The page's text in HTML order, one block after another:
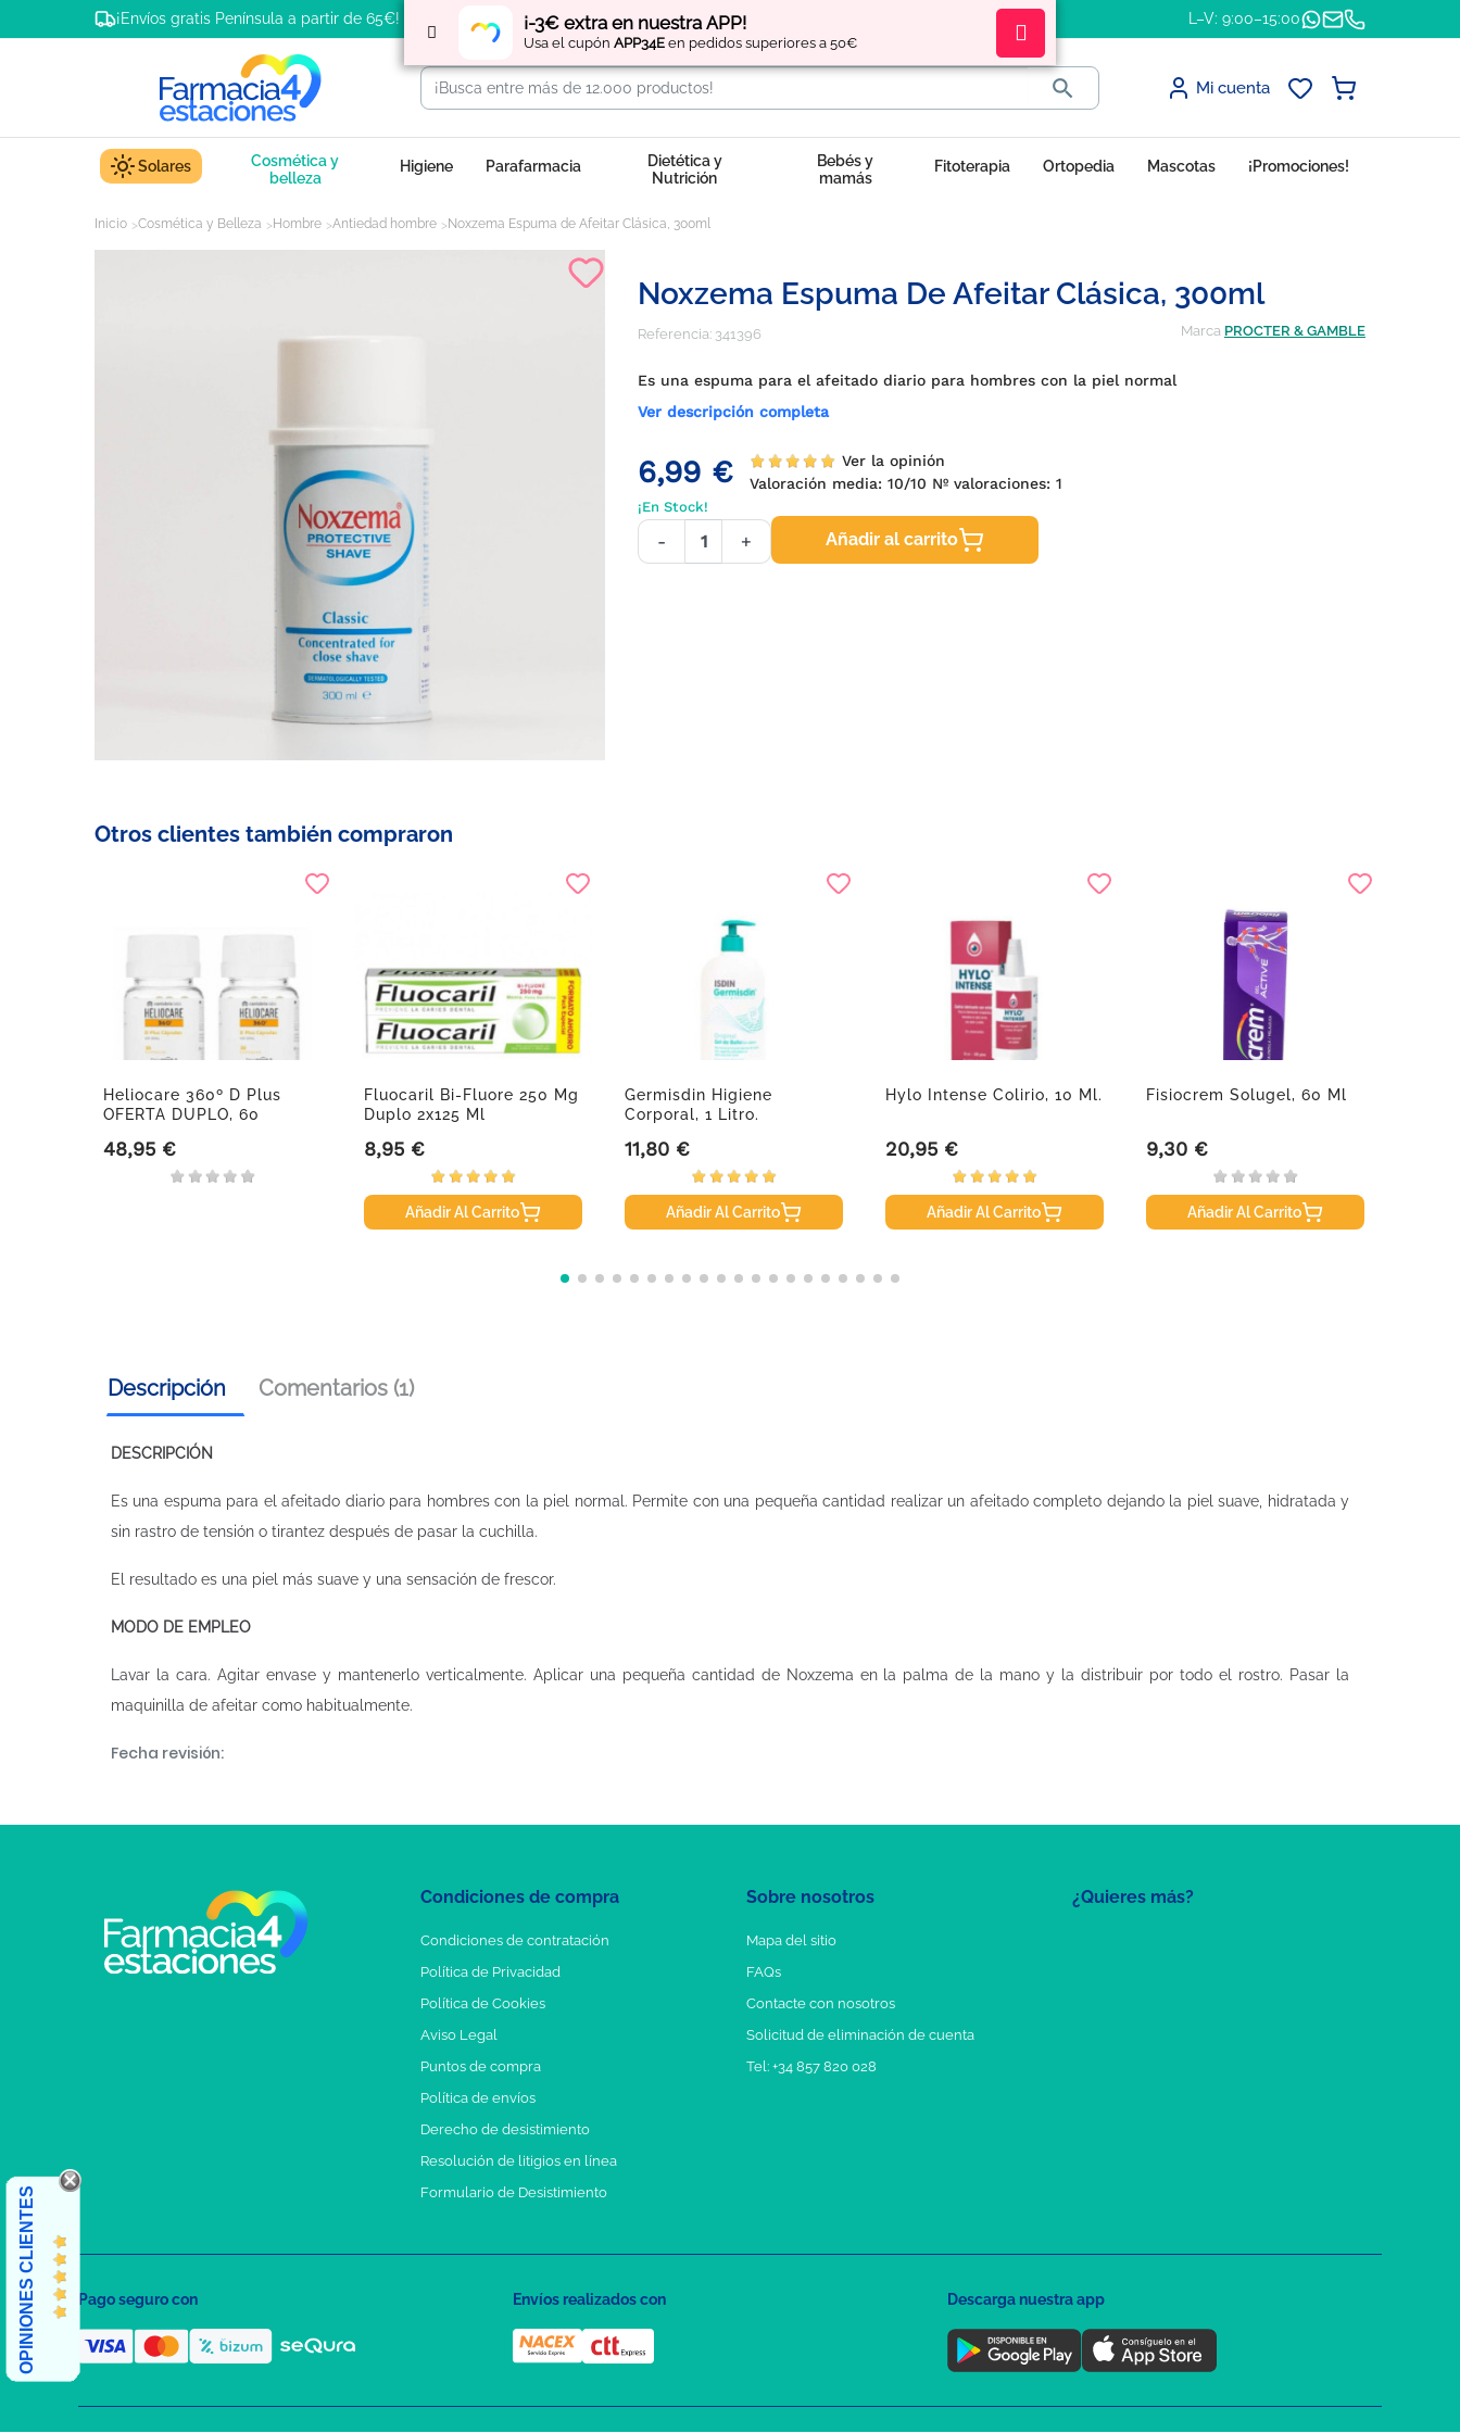
¡-3€ extra en nuestra APP!
Usa el cupón APP34E en pedidos superiores a 50€
¡Envíos gratis Península a partir de 65€! Regístratey obtén L–V: 9:00–15:00
 Mi cuenta
Solares
Cosmética y
belleza
Higiene Parafarmacia
Dietética y
Nutrición
Bebés y
mamás
Fitoterapia Ortopedia Mascotas ¡Promociones!
Inicio Cosmética y Belleza Hombre Antiedad hombre Noxzema Espuma de Afeitar Clásica, 300ml
Noxzema Espuma De Afeitar Clásica, 300ml
Referencia: 341396 Marca PROCTER & GAMBLE
Es una espuma para el afeitado diario para hombres con la piel normal
Ver descripción completa
6,99 €
Ver la opinión
Valoración media: 10/10 Nº valoraciones: 1
¡En Stock!
- + Añadir al carrito
Otros clientes también compraron
Heliocare 360º D Plus
OFERTA DUPLO, 60
Precio
48,95 €
Fluocaril Bi-Fluore 250 Mg
Duplo 2x125 Ml
Precio
8,95 €
Añadir Al Carrito
Germisdin Higiene
Corporal, 1 Litro.
Precio
11,80 €
Añadir Al Carrito
Hylo Intense Colirio, 10 Ml.
Precio
20,95 €
Añadir Al Carrito
Fisiocrem Solugel, 60 Ml
Precio
9,30 €
Añadir Al Carrito
Descripción Comentarios (1)
DESCRIPCIÓN
Es una espuma para el afeitado diario para hombres con la piel normal. Permite con una pequeña cantidad realizar un afeitado completo dejando la piel suave, hidratada y
sin rastro de tensión o tirantez después de pasar la cuchilla.
El resultado es una piel más suave y una sensación de frescor.
MODO DE EMPLEO
Lavar la cara. Agitar envase y mantenerlo verticalmente. Aplicar una pequeña cantidad de Noxzema en la palma de la mano y la distribuir por todo el rostro. Pasar la
maquinilla de afeitar como habitualmente.
Fecha revisión:
¿Quieres más?
Condiciones de compra
Condiciones de contratación
Política de Privacidad
Política de Cookies
Aviso Legal
Puntos de compra
Política de envíos
Derecho de desistimiento
Resolución de litigios en línea
Formulario de Desistimiento
Sobre nosotros
Mapa del sitio
FAQs
Contacte con nosotros
Solicitud de eliminación de cuenta
Tel: +34 857 820 028
OPINIONES CLIENTES Pago seguro con Envíos realizados con Descarga nuestra app